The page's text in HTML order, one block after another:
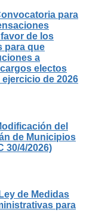
para
de los
para que
a
electos
ejercicio de 2026
del
de Municipios
30/4/2026)
de Medidas
para